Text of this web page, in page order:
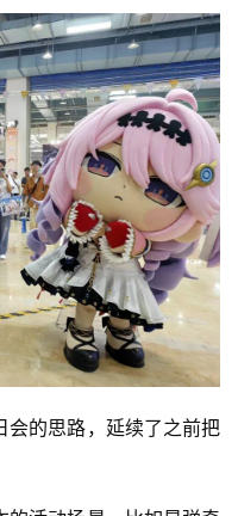
会的思路，延续了之前把